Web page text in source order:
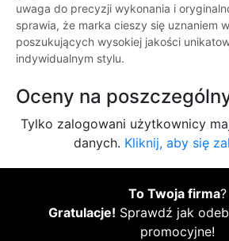
uwaga do precyzji wykonania i
sprawia, że marka cieszy się uznaniem
poszukujących wysokiej jakości
indywidualnym stylu.
Oceny na
Tylko zalogowani użytkownicy
danych. Kliknij, aby się
To Twoja firma?
Gratulacje! Sprawdź jak
promocyjne!